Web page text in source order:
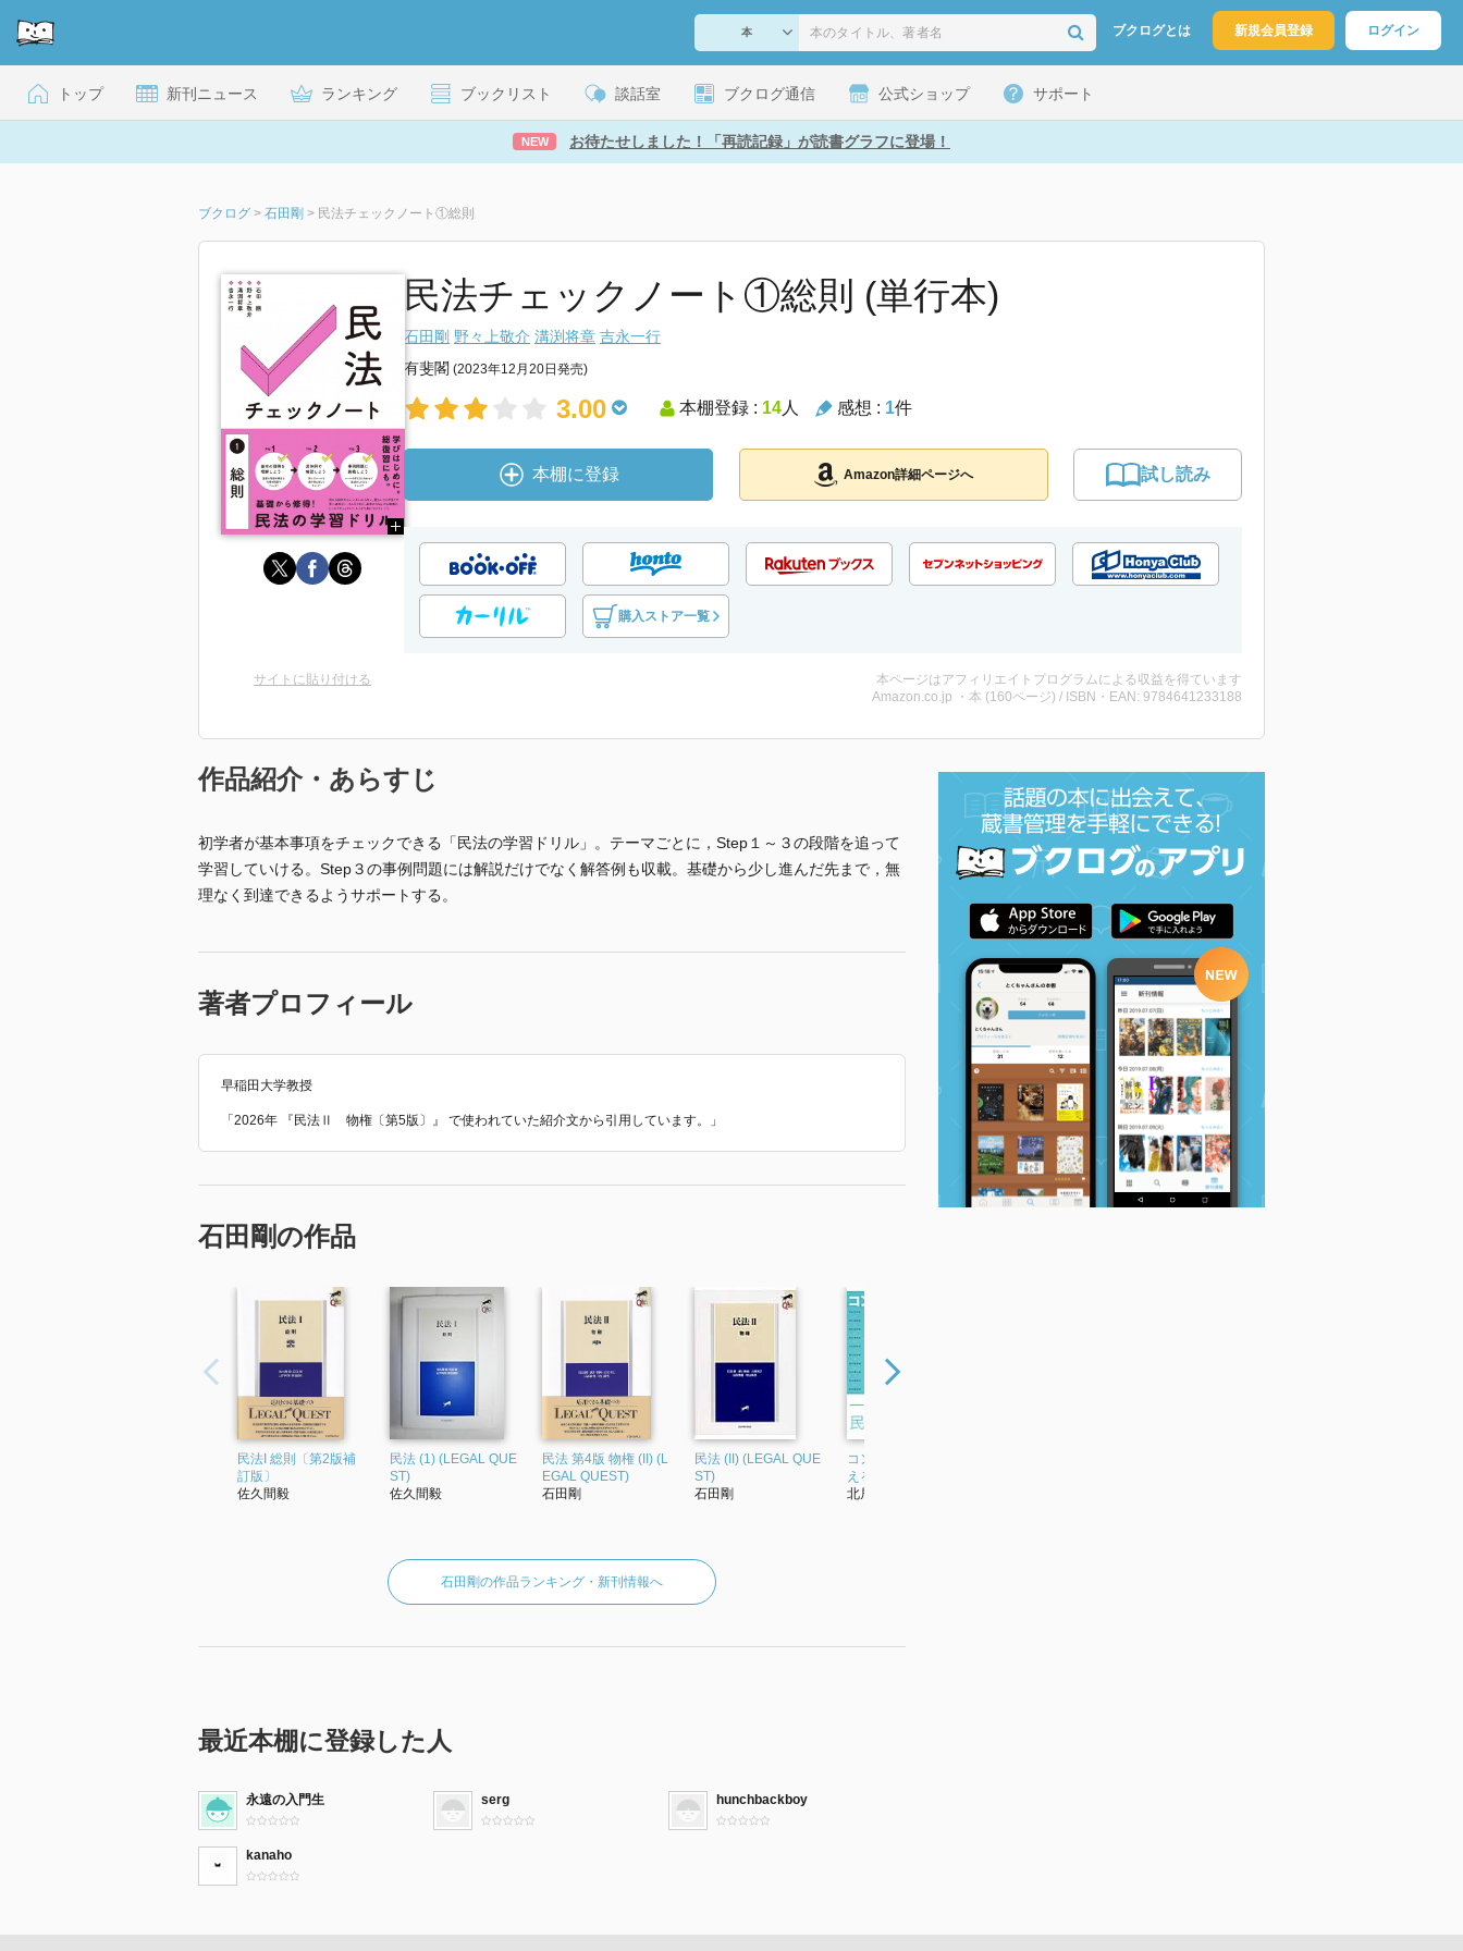
ブクログとは 新規会員登録 ログイン
トップ 新刊ニュース ランキング ブックリスト 談話室 ブクログ通信 公式ショップ サポート
NEW お待たせしました！「再読記録」が読書グラフに登場！
ブクログ > 石田剛 > 民法チェックノート①総則
民法チェックノート①総則 (単行本)
石田剛 野々上敬介 溝渕将章 吉永一行
有斐閣 (2023年12月20日発売)
3.00 本棚登録 : 14人 感想 : 1件
本棚に登録 Amazon詳細ページへ 試し読み
購入ストア一覧
サイトに貼り付ける
本ページはアフィリエイトプログラムによる収益を得ています
Amazon.co.jp ・本 (160ページ) / ISBN・EAN: 9784641233188
作品紹介・あらすじ
初学者が基本事項をチェックできる「民法の学習ドリル」。テーマごとに，Step１～３の段階を追って
学習していける。Step３の事例問題には解説だけでなく解答例も収載。基礎から少し進んだ先まで，無
理なく到達できるようサポートする。
著者プロフィール
早稲田大学教授
「2026年 『民法Ⅱ 物権〔第5版〕』 で使われていた紹介文から引用しています。」
石田剛の作品
民法I 総則〔第2版補
訂版〕
佐久間毅
民法 (1) (LEGAL QUE
ST)
佐久間毅
民法 第4版 物権 (II) (L
EGAL QUEST)
石田剛
民法 (II) (LEGAL QUE
ST)
石田剛
コンビネーションで考
える民法
北居功
石田剛の作品ランキング・新刊情報へ
最近本棚に登録した人
永遠の入門生 serg hunchbackboy
kanaho